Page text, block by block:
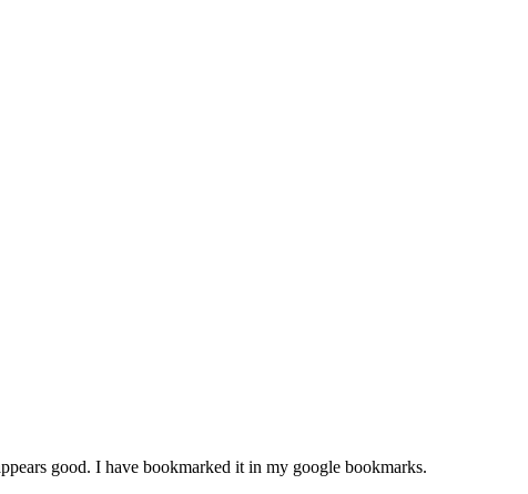
good. I have bookmarked it in my google bookmarks.